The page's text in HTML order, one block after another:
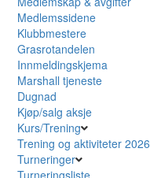
Medlemssidene
Klubbmestere
Grasrotandelen
Innmeldingskjema
Marshall tjeneste
Dugnad
Kjøp/salg aksje
Kurs/Trening
Trening og aktiviteter 2026
Turneringer
Turneringsliste